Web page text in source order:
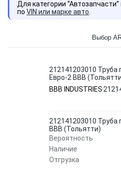
Для категории
по VIN или марке авто
Выбор
212141203010
Евро-2 ВВВ
BBB INDUSTRIES
212141203010 Труба
ВВВ (Тольятти)
Вероятность
Наличие
Отгрузка